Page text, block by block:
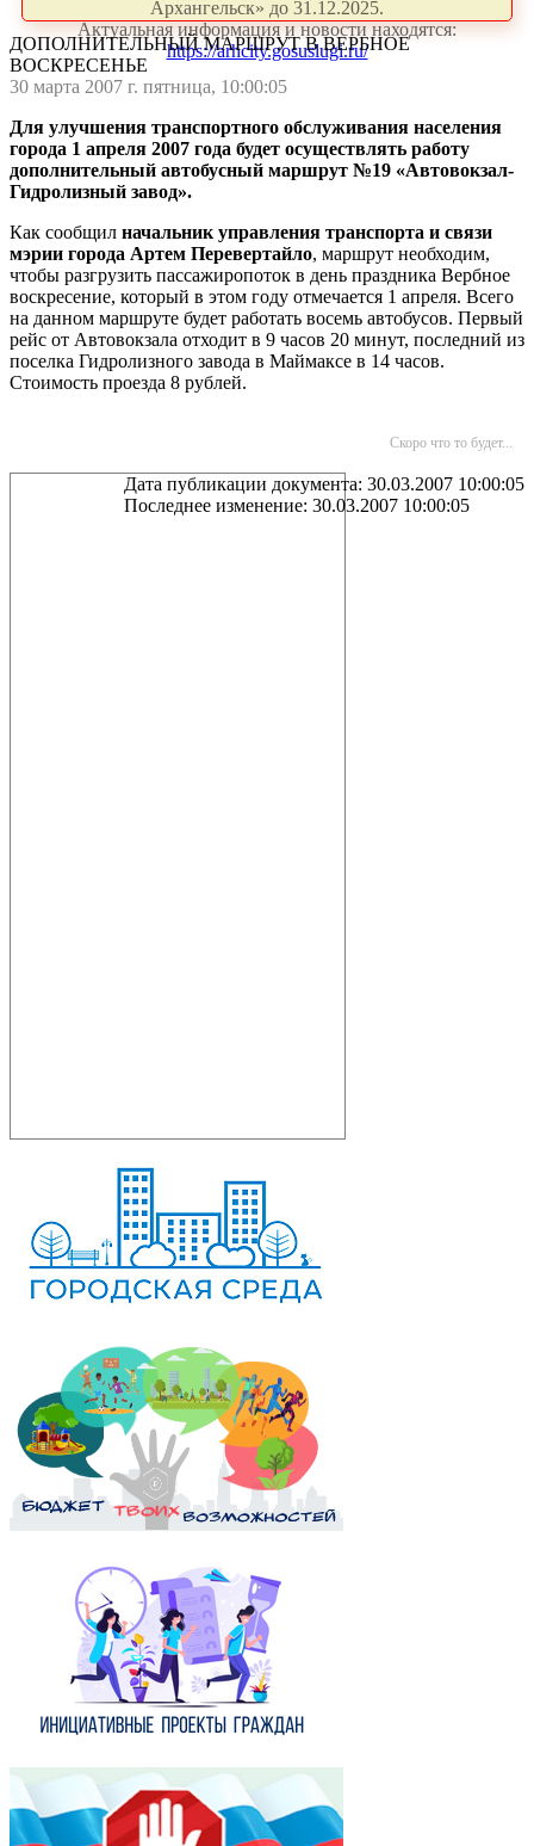
Архангельск» до 31.12.2025.
Актуальная информация и новости находятся:
https://arhcity.gosuslugi.ru/
ДОПОЛНИТЕЛЬНЫЙ МАРШРУТ В ВЕРБНОЕ
ВОСКРЕСЕНЬЕ
30 марта 2007 г. пятница, 10:00:05
Для улучшения транспортного обслуживания населения
города 1 апреля 2007 года будет осуществлять работу
дополнительный автобусный маршрут №19 «Автовокзал-
Гидролизный завод».
Как сообщил начальник управления транспорта и связи
мэрии города Артем Перевертайло, маршрут необходим,
чтобы разгрузить пассажиропоток в день праздника Вербное
воскресение, который в этом году отмечается 1 апреля. Всего
на данном маршруте будет работать восемь автобусов. Первый
рейс от Автовокзала отходит в 9 часов 20 минут, последний из
поселка Гидролизного завода в Маймаксе в 14 часов.
Стоимость проезда 8 рублей.
Скоро что то будет...
Дата публикации документа: 30.03.2007 10:00:05
Последнее изменение: 30.03.2007 10:00:05